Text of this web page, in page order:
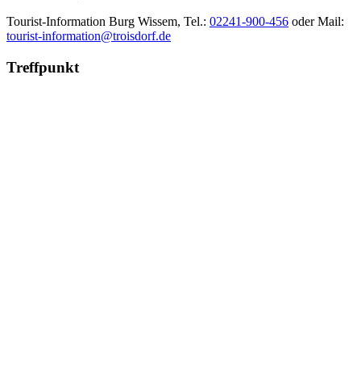
Tourist-Information Burg Wissem, Tel.: 02241-900-456 oder Mail:
tourist-information@troisdorf.de
Treffpunkt